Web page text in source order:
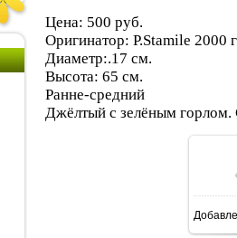
Цена: 500 руб.
Оригинатор: P.Stamile 2000
Диаметр:.17 см.
Высота: 65 см.
Ранне-средний
Джёлтый с зелёным